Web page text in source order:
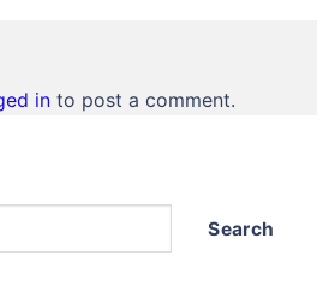
in to post a comment.
Search